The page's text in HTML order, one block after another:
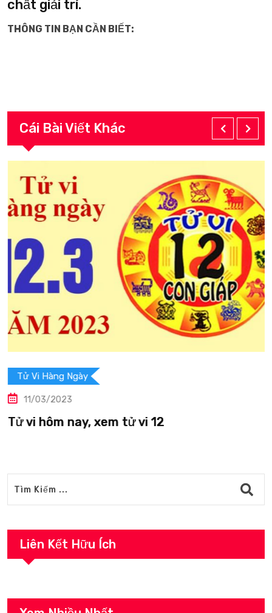
chất giải trí.
THÔNG TIN BẠN CẦN BIẾT:
Cái Bài Viết Khác
Tử Vi Hàng Ngày
11/03/2023
Tử vi hôm nay, xem tử vi 12
Liên Kết Hữu Ích